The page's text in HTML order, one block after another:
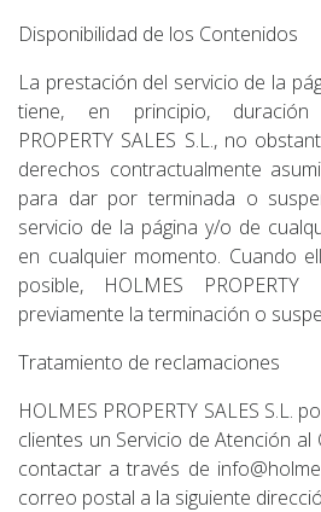
Disponibilidad de los Contenidos
La prestación del servicio de la
tiene, en principio, duración
PROPERTY SALES S.L., no
derechos contractualmente
para dar por terminada o
servicio de la página y/o de
en cualquier momento. Cuando
posible, HOLMES
previamente la terminación o
Tratamiento de reclamaciones
HOLMES PROPERTY SALES S.L.
clientes un Servicio de Atención al
contactar a través de
correo postal a la siguiente